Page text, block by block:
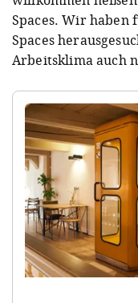
Spaces. Wir haben
Spaces
Arbeitsklima auch